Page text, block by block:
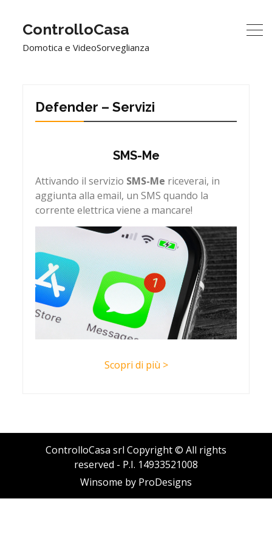
ControlloCasa
Domotica e VideoSorveglianza
Defender – Servizi
SMS-Me
Attivando il servizio SMS-Me riceverai, in
aggiunta alla email, un SMS quando la
corrente elettrica viene a mancare!
Scopri di più >
ControlloCasa srl Copyright © All rights
reserved - P.I. 14933521008
Winsome by ProDesigns